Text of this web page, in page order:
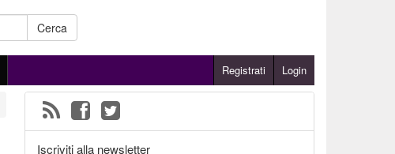
Cerca
Registrati Login
Iscriviti alla newsletter